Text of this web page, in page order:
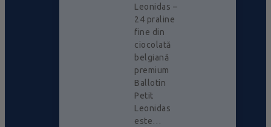
Leonidas –
24 praline
fine din
ciocolată
belgiană
premium
Ballotin
Petit
Leonidas
este…